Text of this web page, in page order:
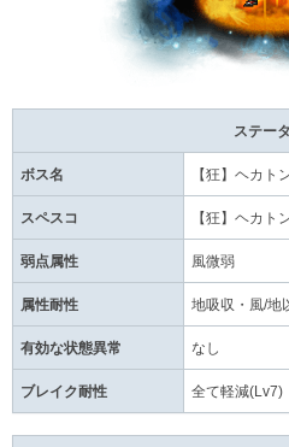
ステー
ボス名 【狂】ヘカト
スペスコ 【狂】ヘカト
弱点属性 風微弱
属性耐性 地吸収・風/地
有効な状態異常 なし
ブレイク耐性 全て軽減(Lv7)